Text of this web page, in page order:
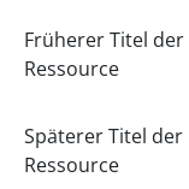
Früherer Titel der
Ressource
Späterer Titel der
Ressource